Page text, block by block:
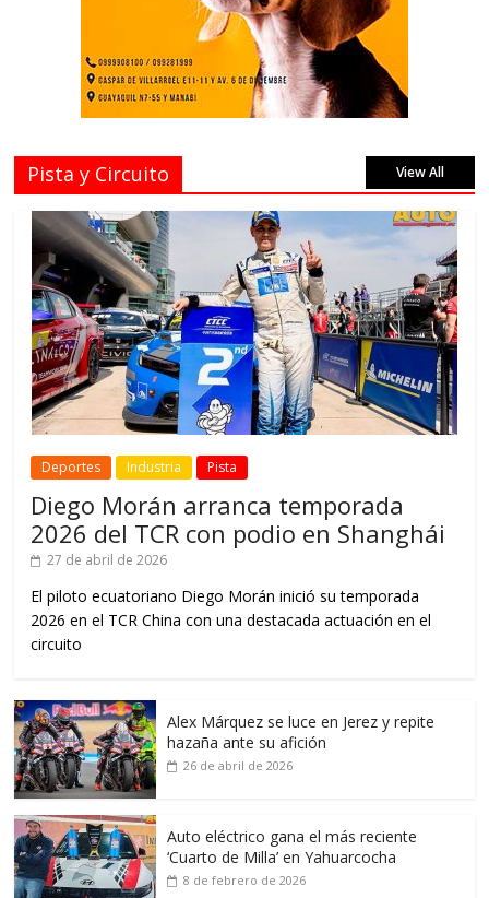
Pista y Circuito View All
Deportes Industria Pista
Diego Morán arranca temporada
2026 del TCR con podio en Shanghái
27 de abril de 2026
El piloto ecuatoriano Diego Morán inició su temporada
2026 en el TCR China con una destacada actuación en el
circuito
Alex Márquez se luce en Jerez y repite
hazaña ante su afición
26 de abril de 2026
Auto eléctrico gana el más reciente
‘Cuarto de Milla’ en Yahuarcocha
8 de febrero de 2026